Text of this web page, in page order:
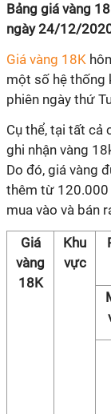
Bảng giá vàng
ngày 24/12/
Giá vàng 18K
một số hệ thống
phiên ngày thứ
Cụ thể, tại tất cả
ghi nhận vàng
Do đó, giá vàng
thêm từ
mua vào và bán
Giá
vàng
18K
Khu
vực